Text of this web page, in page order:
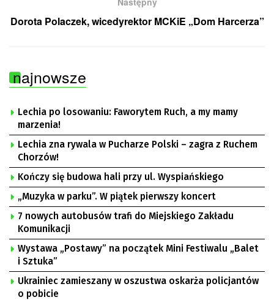
Dorota Polaczek, wicedyrektor MCKiE „Dom Harcerza”
najnowsze
Lechia po losowaniu: Faworytem Ruch, a my mamy
marzenia!
Lechia zna rywala w Pucharze Polski – zagra z Ruchem
Chorzów!
Kończy się budowa hali przy ul. Wyspiańskiego
„Muzyka w parku”. W piątek pierwszy koncert
7 nowych autobusów trafi do Miejskiego Zakładu
Komunikacji
Wystawa „Postawy” na początek Mini Festiwalu „Balet
i Sztuka”
Ukrainiec zamieszany w oszustwa oskarża policjantów
o pobicie